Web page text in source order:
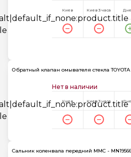
Киев Киев 3 часа
Обратный клапан омывателя стекла TOYOTA
Нет в наличии
Киев Киев 3 часа
Сальник коленвала передний MMC -